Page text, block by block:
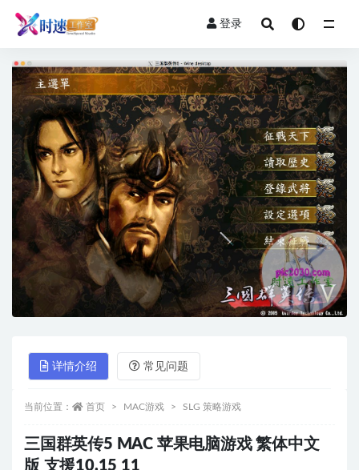
登录
详情介绍 常见问题
当前位置： 首页 MAC游戏 SLG 策略游戏
三国群英传5 MAC 苹果电脑游戏 繁体中文
版 支援10.15 11